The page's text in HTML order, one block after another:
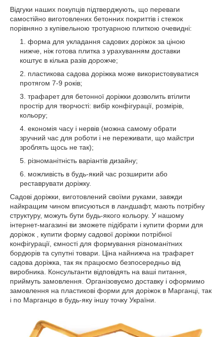
Відгуки наших покупців підтверджують, що переваги
самостійно виготовлених бетонних покриттів і стежок
порівняно з купівельною тротуарною плиткою очевидні:
форма для укладання садових доріжок за ціною
нижче, ніж готова плитка з урахуванням доставки
коштує в кілька разів дорожче;
пластикова садова доріжка може використовуватися
протягом 7-9 років;
трафарет для бетонної доріжки дозволить втілити
простір для творчості: вибір конфігурації, розмірів,
кольору;
економія часу і нервів (можна самому обрати
зручний час для роботи і не переживати, що майстри
зроблять щось не так);
різноманітність варіантів дизайну;
можливість в будь-який час розширити або
реставрувати доріжку.
Садові доріжки, виготовлений своїми руками, завжди
найкращим чином вписуються в ландшафт, мають потрібну
структуру, можуть бути будь-якого кольору. У нашому
інтернет-магазині ви зможете підібрати і купити форми для
доріжок , купити форму садової доріжки потрібної
конфігурації, ємності для формування різноманітних
бордюрів та супутні товари. Ціна найнижча на трафарет
садова доріжка, так як працюємо безпосередньо від
виробника. Консультанти відповідять на ваші питання,
приймуть замовлення. Організовуємо доставку і оформимо
замовлення на пластикові форми для доріжок в Марганці, так
і по Марганцю в будь-яку іншу точку України.